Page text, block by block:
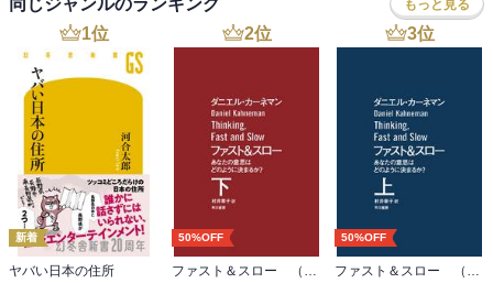
同じジャンルのランキング もっと見る
1位
新着
ヤバい日本の住所
2位
50%OFF
ファスト＆スロー （下）
3位
50%OFF
ファスト＆スロー （上）